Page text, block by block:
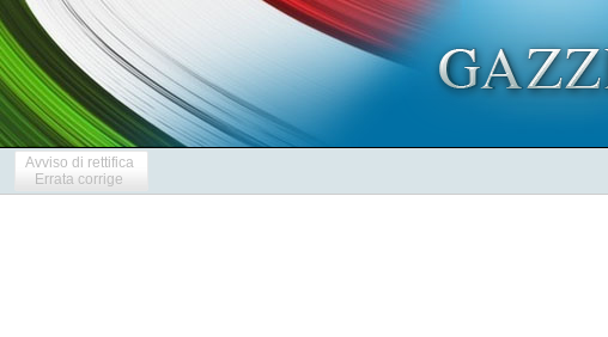
Avviso di rettifica
Errata corrige